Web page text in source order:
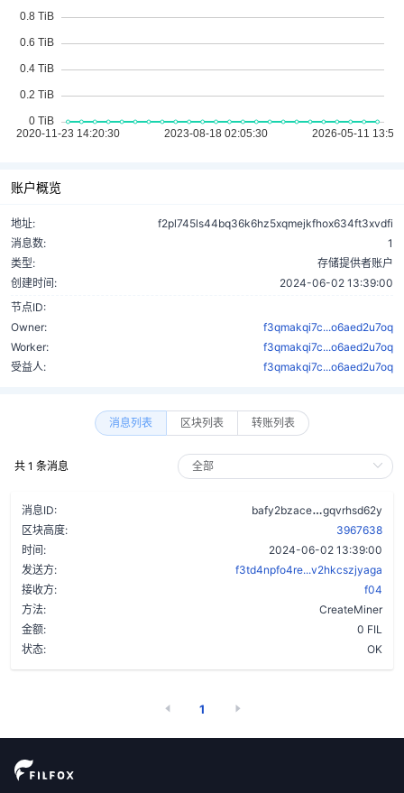
账户概览
地址:
f2pl745ls44bq36k6hz5xqmejkfhox634ft3xvdfi
消息数:
1
类型:
存储提供者账户
创建时间:
2024-06-02 13:39:00
节点ID:
Owner:
f3qmakqi7c...o6aed2u7oq
Worker:
f3qmakqi7c...o6aed2u7oq
受益人:
f3qmakqi7c...o6aed2u7oq
消息列表 区块列表 转账列表
共 1 条消息
消息ID: bafy2bzace
gqvrhsd62y
区块高度:
3967638
时间:
2024-06-02 13:39:00
发送方:
f3td4npfo4re...v2hkcszjyaga
接收方:
f04
方法:
CreateMiner
金额:
0 FIL
状态:
OK
1